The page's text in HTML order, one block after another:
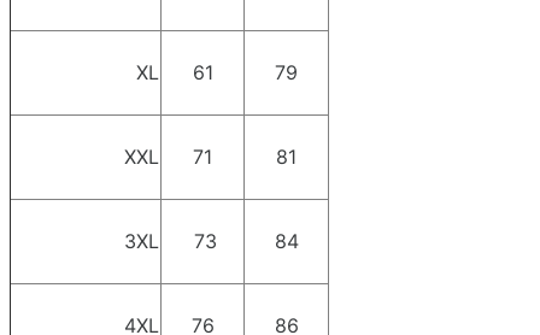
XL 61 79
XXL 71 81
3XL 73 84
4XL 76 86